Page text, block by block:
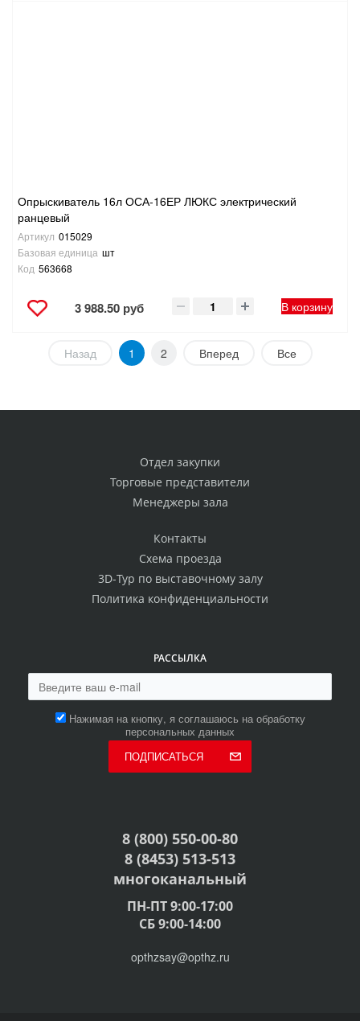
Опрыскиватель 16л ОСА-16ЕР ЛЮКС электрический
ранцевый
Артикул 015029
Базовая единица шт
Код 563668
3 988.50 руб В корзину
Назад 1 2 Вперед Все
Отдел закупки
Торговые представители
Менеджеры зала
Контакты
Схема проезда
3D-Тур по выставочному залу
Политика конфиденциальности
РАССЫЛКА
Нажимая на кнопку, я соглашаюсь на обработку
персональных данных
ПОДПИСАТЬСЯ
8 (800) 550-00-80
8 (8453) 513-513
многоканальный
ПН-ПТ 9:00-17:00
СБ 9:00-14:00
opthzsay@opthz.ru